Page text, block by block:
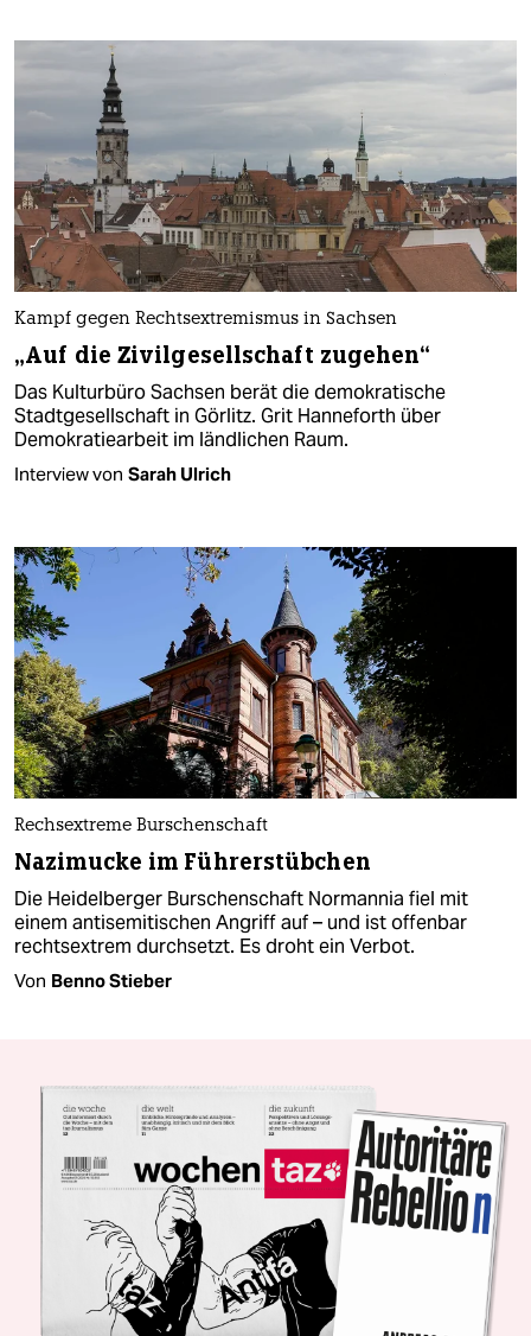
Kampf gegen Rechtsextremismus in Sachsen
„Auf die Zivilgesellschaft zugehen“
Das Kulturbüro Sachsen berät die demokratische
Stadtgesellschaft in Görlitz. Grit Hanneforth über
Demokratiearbeit im ländlichen Raum.
Interview von Sarah Ulrich
Rechsextreme Burschenschaft
Nazimucke im Führerstübchen
Die Heidelberger Burschenschaft Normannia fiel mit
einem antisemitischen Angriff auf – und ist offenbar
rechtsextrem durchsetzt. Es droht ein Verbot.
Von Benno Stieber